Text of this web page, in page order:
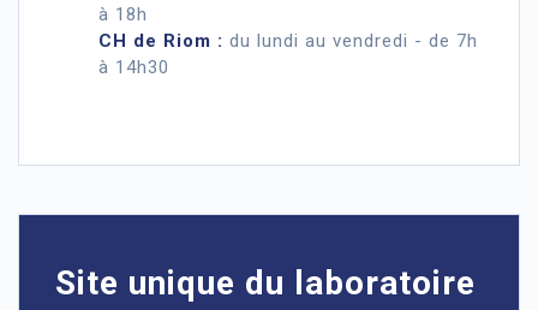
à 18h
CH de Riom : du lundi au vendredi - de 7h
à 14h30
Site unique du laboratoire